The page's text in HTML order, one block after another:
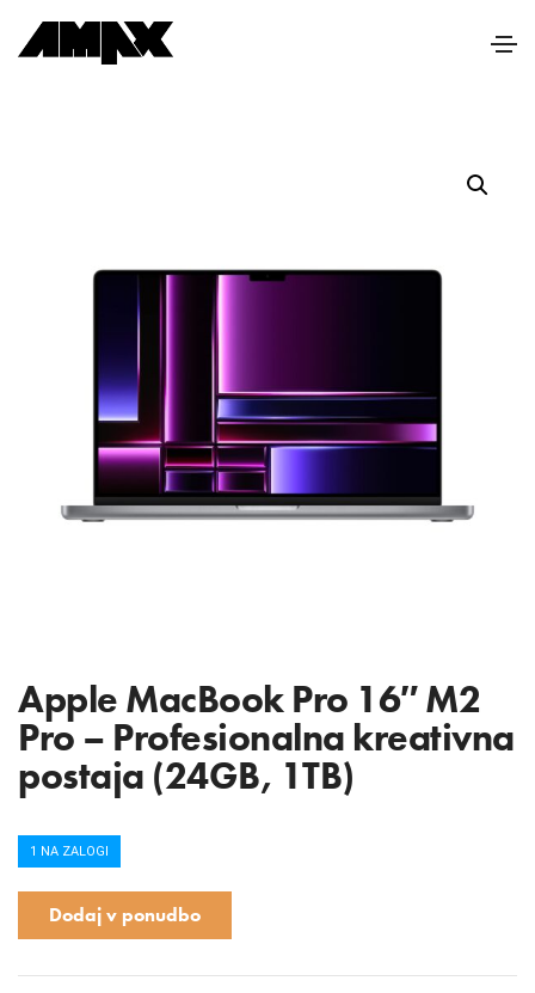
Apple MacBook Pro 16″ M2
Pro – Profesionalna kreativna
postaja (24GB, 1TB)
1 NA ZALOGI
Dodaj v ponudbo